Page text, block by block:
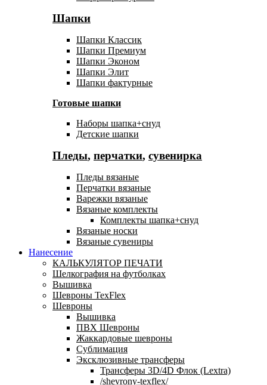
Шапки
Шапки Классик
Шапки Премиум
Шапки Эконом
Шапки Элит
Шапки фактурные
Готовые шапки
Наборы шапка+снуд
Детские шапки
Пледы, перчатки, сувенирка
Пледы вязаные
Перчатки вязаные
Варежки вязаные
Вязаные комплекты
Комплекты шапка+снуд
Вязаные носки
Вязаные сувениры
Нанесение
КАЛЬКУЛЯТОР ПЕЧАТИ
Шелкография на футболках
Вышивка
Шевроны TexFlex
Шевроны
Вышивка
ПВХ Шевроны
Жаккардовые шевроны
Сублимация
Эксклюзивные трансферы
Трансферы 3D/4D Флок (Lextra)
/shevrony-texflex/